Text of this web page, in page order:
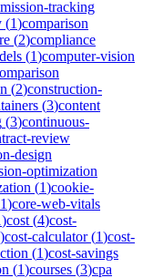
tracking
(1)comparison
(2)compliance
(1)computer-vision
(2)construction-
(3)content
(3)continuous-
review
design
optimization
(1)cookie-
1)core-web-vitals
)cost (4)cost-
)cost-calculator(1)cost-
(1)cost-savings
(1)courses (3)cpa